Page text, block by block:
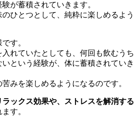
が蓄積されていきます。
ひとつとして、純粋に楽しめるよう
す。
れていたとしても、何回も飲むうち
という経験が、体に蓄積されていき
みを楽しめるようになるのです。
ラックス効果や、ストレスを解消する
す。